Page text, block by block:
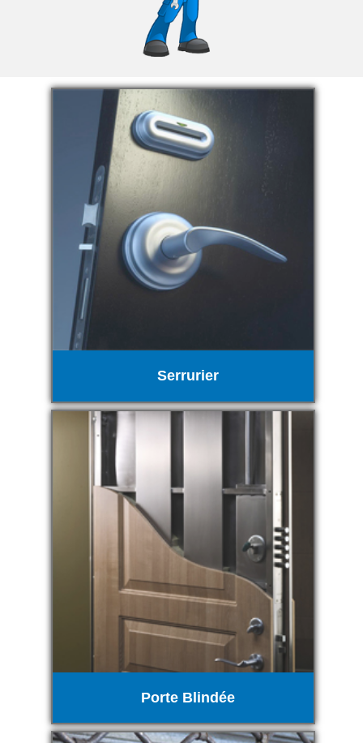
Serrurier
Porte Blindée